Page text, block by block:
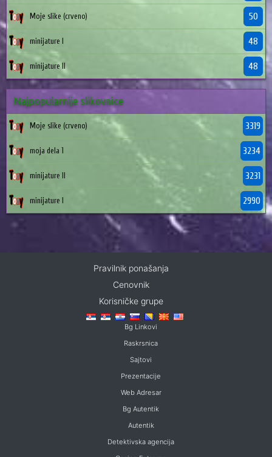
Moje slike (crveno) 50
minijature I 48
minijature II 48
Najpopularnije slikovnice
Moje slike (crveno) 3319
moja dela 1 3234
minijature II 3231
minijature I 2990
Pravilnik ponašanja
Cenovnik
Korisničke grupe
Bg Linkovi
Raskrsnica
Sajtovi
Prezentacije
Web Adresar
Bg Autentik
Autentik
Detektivska agencija